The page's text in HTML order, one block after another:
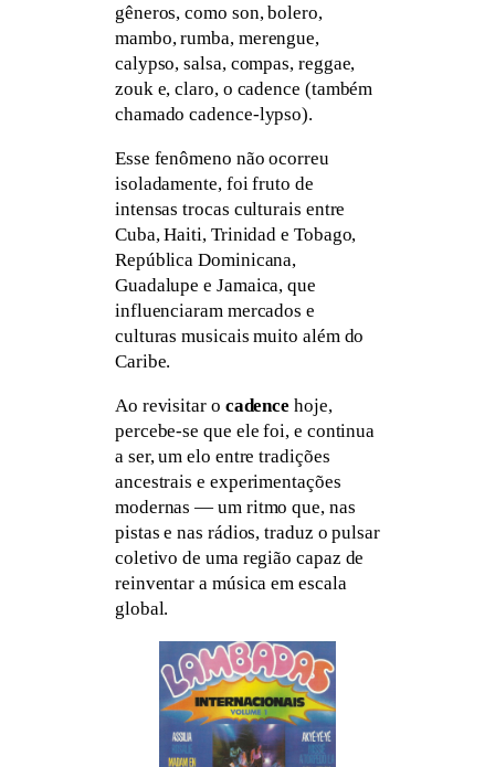
gêneros, como son, bolero,
mambo, rumba, merengue,
calypso, salsa, compas, reggae,
zouk e, claro, o cadence (também
chamado cadence-lypso).
Esse fenômeno não ocorreu
isoladamente, foi fruto de
intensas trocas culturais entre
Cuba, Haiti, Trinidad e Tobago,
República Dominicana,
Guadalupe e Jamaica, que
influenciaram mercados e
culturas musicais muito além do
Caribe.
Ao revisitar o cadence hoje,
percebe-se que ele foi, e continua
a ser, um elo entre tradições
ancestrais e experimentações
modernas — um ritmo que, nas
pistas e nas rádios, traduz o pulsar
coletivo de uma região capaz de
reinventar a música em escala
global.